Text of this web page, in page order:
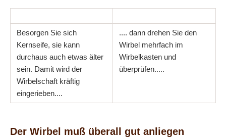
Besorgen Sie sich
Kernseife, sie kann
durchaus auch etwas älter
sein. Damit wird der
Wirbelschaft kräftig
eingerieben....
.... dann drehen Sie den
Wirbel mehrfach im
Wirbelkasten und
überprüfen.....
Der Wirbel muß überall gut anliegen